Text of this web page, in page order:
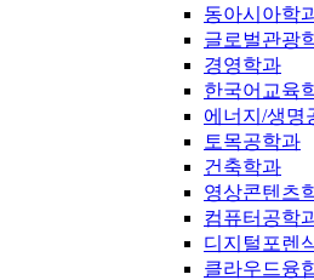
동아시아학
글로벌관광
경영학과
한국어교육
에너지/생명
토목공학과
건축학과
영상콘텐츠
컴퓨터공학
디지털포렌
클라우드융